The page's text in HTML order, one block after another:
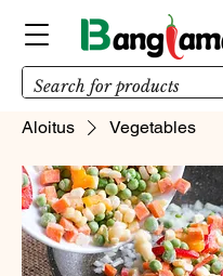
Aloitus Vegetables